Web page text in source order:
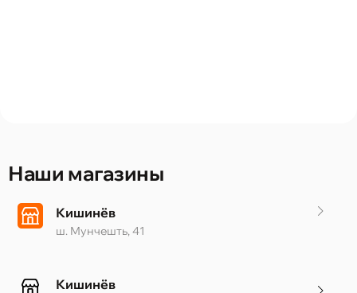
Наши магазины
Кишинёв
ш. Мунчешть, 41
Кишинёв